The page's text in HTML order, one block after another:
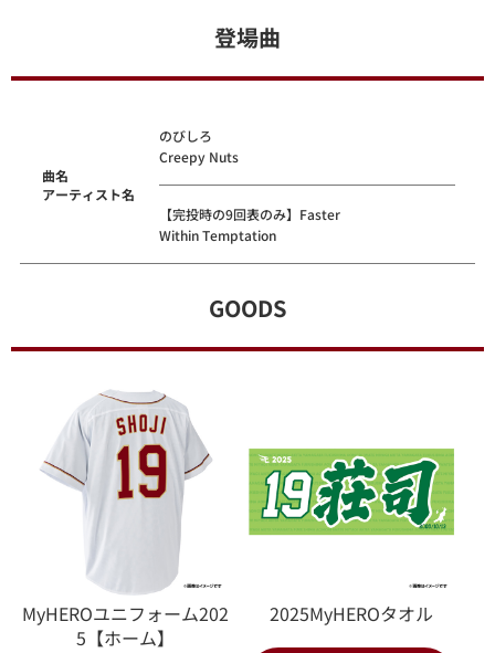
登場曲
曲名
アーティスト名
のびしろ
Creepy Nuts
【完投時の9回表のみ】Faster
Within Temptation
GOODS
MyHEROユニフォーム202
5【ホーム】
2025MyHEROタオル